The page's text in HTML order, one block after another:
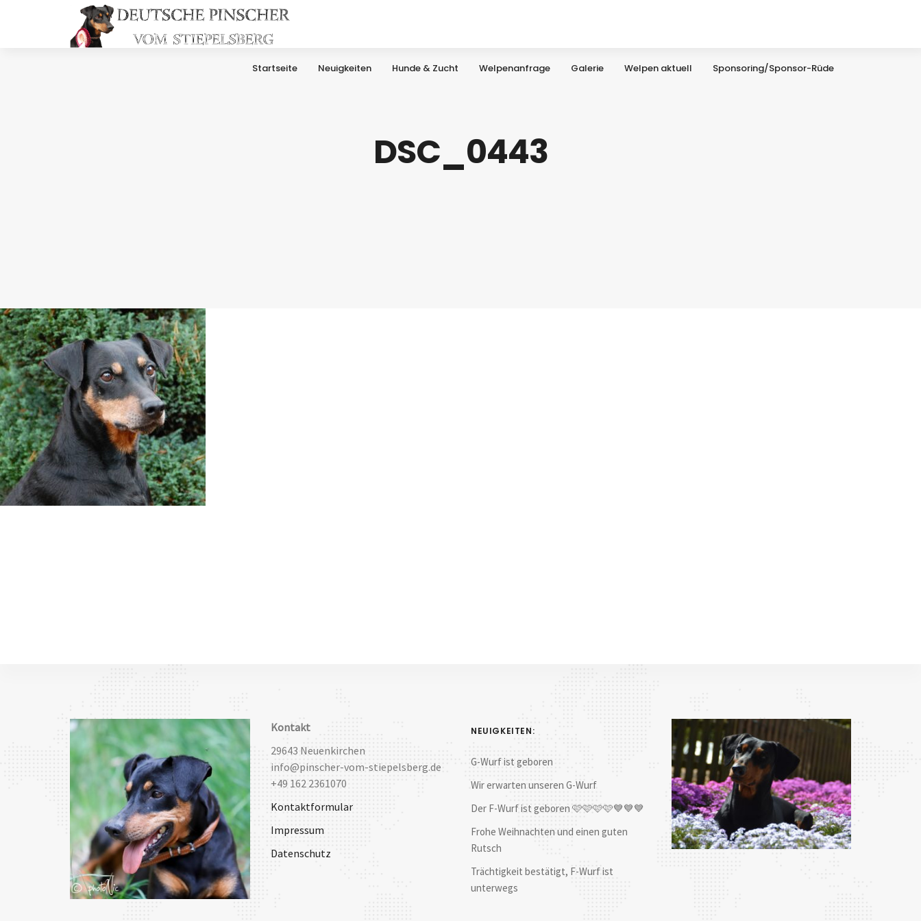
Startseite Neuigkeiten Hunde & Zucht Welpenanfrage Galerie Welpen aktuell Sponsoring/Sponsor-Rüde
DSC_0443
Kontakt
29643 Neuenkirchen
info@pinscher-vom-stiepelsberg.de
+49 162 2361070
Kontaktformular
Impressum
Datenschutz
NEUIGKEITEN:
G-Wurf ist geboren
Wir erwarten unseren G-Wurf
Der F-Wurf ist geboren 🩷🩷🩷🩷💙💙💙
Frohe Weihnachten und einen guten
Rutsch
Trächtigkeit bestätigt, F-Wurf ist
unterwegs